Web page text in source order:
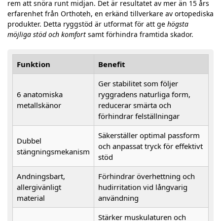
rem att snöra runt midjan. Det är resultatet av mer än 15 års
erfarenhet från Orthoteh, en erkänd tillverkare av ortopediska
produkter. Detta ryggstöd är utformat för att ge högsta
möjliga stöd och komfort samt förhindra framtida skador.
Funktion Benefit
6 anatomiska
metallskänor
Ger stabilitet som följer
ryggradens naturliga form,
reducerar smärta och
förhindrar felställningar
Dubbel
stängningsmekanism
Säkerställer optimal passform
och anpassat tryck för effektivt
stöd
Andningsbart,
allergivänligt
material
Förhindrar överhettning och
hudirritation vid långvarig
användning
Stärker muskulaturen och